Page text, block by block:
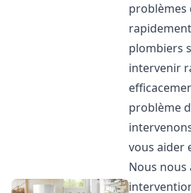
problèmes
plombiers
intervenir
problème
vous aider
Nous nous